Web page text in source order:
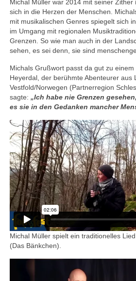
Michal Müller war 2014 mit seiner Zither
sich in die Herzen der Menschen.
mit musikalischen Genres spiegelt sich
im Umgang mit regionalen
Grenzen. So wie man auch in der
sehen, es sei denn, sie sind
Michals Grußwort passt da gut zu
Heyerdal, der berühmte Abenteurer aus
Vestfold/Norwegen (Partnerregion
sagte: „Ich habe nie Grenzen
es sie in den Gedanken mancher
Michal Müller spielt ein traditionelles
(Das Bänkchen).